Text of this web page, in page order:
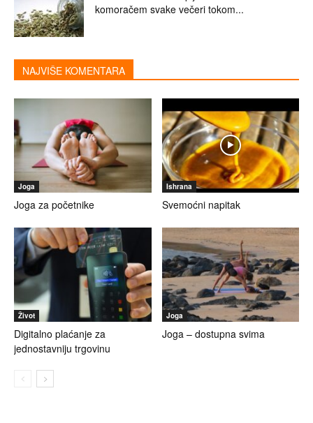
komoračem svake večeri tokom...
NAJVIŠE KOMENTARA
Joga
Joga za početnike
Ishrana
Svemoćni napitak
Život
Digitalno plaćanje za
jednostavniju trgovinu
Joga
Joga – dostupna svima